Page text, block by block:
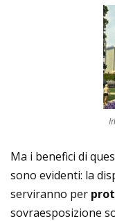
Ma i benefici di
sono evidenti: la
serviranno per
sovraesposizione